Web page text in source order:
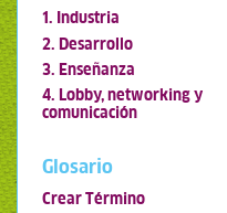
1. Industria
2. Desarrollo
3. Enseñanza
4. Lobby, networking y
comunicación
Glosario
Crear Término